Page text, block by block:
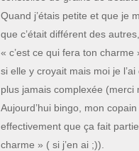
Quand j’étais petite et que je
que c’était différent des
« c’est ce qui fera ton charme
si elle y croyait mais moi je l’ai
plus jamais complexée (merci
Aujourd’hui bingo, mon
effectivement que ça fait
charme » ( si j’en ai ;)).